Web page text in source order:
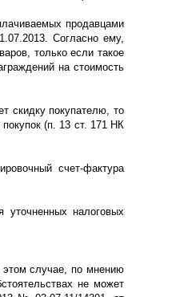
продавцами
Согласно ему,
только если такое
на стоимость
скидку покупателю, то
(п. 13 ст. 171 НК
счет-фактура
уточненных налоговых
этом случае, по мнению
не может